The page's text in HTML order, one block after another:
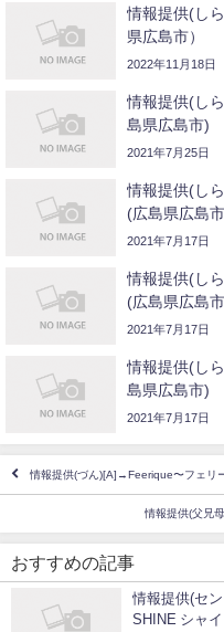
情報提供(し
県広島市）
2022年11月18日
情報提供(し
島県広島市)
2021年7月25日
情報提供(し
(広島県広島
2021年7月17日
情報提供(し
(広島県広島
2021年7月17日
情報提供(し
島県広島市)
2021年7月17日
情報提供(づん)[A]→Feerique〜フェリ
情報提供(父兄
おすすめの記事
情報提供(セ
SHINE シャ